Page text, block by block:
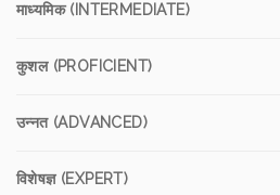
माध्यमिक (INTERMEDIATE)
कुशल (PROFICIENT)
उन्नत (ADVANCED)
विशेषज्ञ (EXPERT)